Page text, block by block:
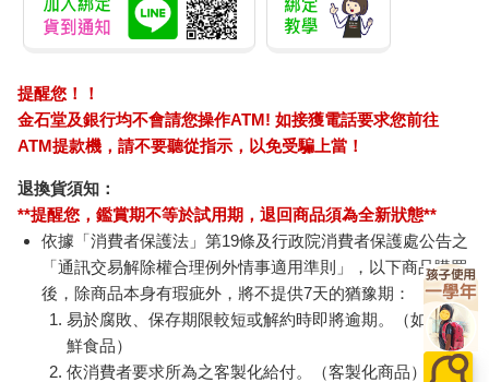
提醒您！！
金石堂及銀行均不會請您操作ATM! 如接獲電話要求您前往
ATM提款機，請不要聽從指示，以免受騙上當！
退換貨須知：
**提醒您，鑑賞期不等於試用期，退回商品須為全新狀態**
依據「消費者保護法」第19條及行政院消費者保護處公告之
「通訊交易解除權合理例外情事適用準則」，以下商品購買
後，除商品本身有瑕疵外，將不提供7天的猶豫期：
易於腐敗、保存期限較短或解約時即將逾期。（如：生
鮮食品）
依消費者要求所為之客製化給付。（客製化商品）